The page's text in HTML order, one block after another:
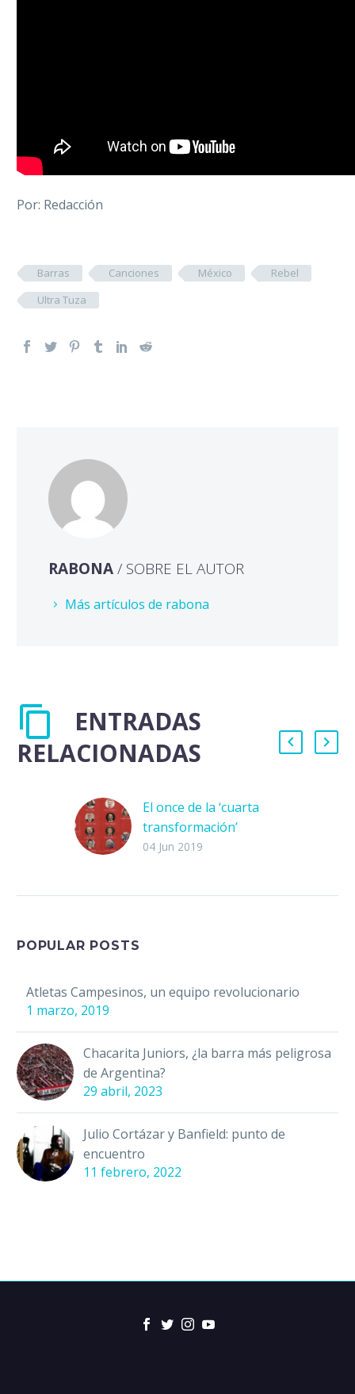
Por: Redacción
Barras Canciones México
Rebel
Ultra Tuza
RABONA/ SOBRE EL AUTOR
Más artículos de rabona
ENTRADAS
RELACIONADAS
El once de la ‘cuarta
transformación’
¿Es posible entender el
04 Jun 2019
POPULAR POSTS
Atletas Campesinos, un equipo revolucionario
1 marzo, 2019
Chacarita Juniors, ¿la barra más peligrosa
de Argentina?
29 abril, 2023
Julio Cortázar y Banfield: punto de
encuentro
11 febrero, 2022